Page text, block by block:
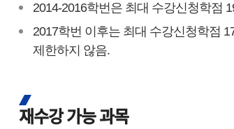
2014-2016학번은 최대 수강신청학점
2017학번 이후는 최대 수강신청학점
제한하지 않음.
재수강 가능 과목